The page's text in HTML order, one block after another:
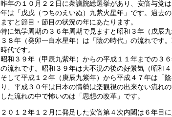
昨年の１０月２２日に衆議院総選挙があり、安倍与党
年は「戊戌（つちのえいぬ）九紫火星年」です。過去
ますと節目・節目の状況の年にあたります。
特に気学周期の３６年周期で見ますと昭和３年（戊辰
３８年（癸卯一白水星年）は「陰の時代」の流れです
時代です。
昭和３９年（甲辰九紫年）からの平成１１年までの３６
の流れです。昭和３９年は大不況の後の好景気（昭和４
そして平成１２年（庚辰九紫年）から平成４７年は「
り、平成３０年は日本の情勢は楽観視の出来ない流れ
した流れの中で怖いのは「思想の改革」です。
２０１２年１２月に発足した安倍第４次内閣は６年目